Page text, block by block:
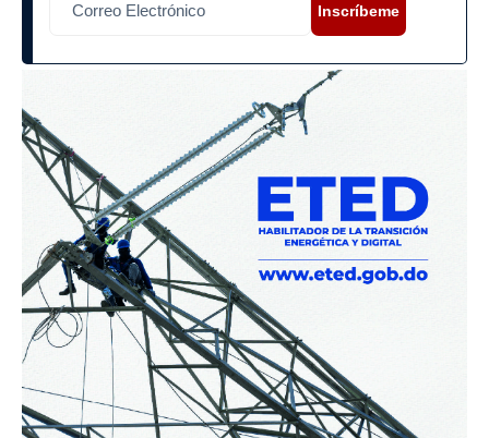
Inscríbeme